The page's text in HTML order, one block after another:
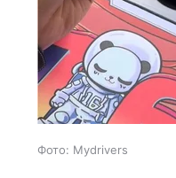
Фото: Mydrivers